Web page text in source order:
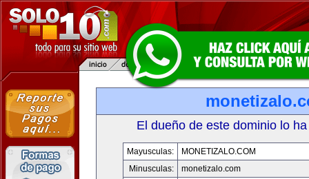
El dueño de este dominio lo
Mayusculas:
MONETIZALO.COM
Minusculas:
monetizalo.com